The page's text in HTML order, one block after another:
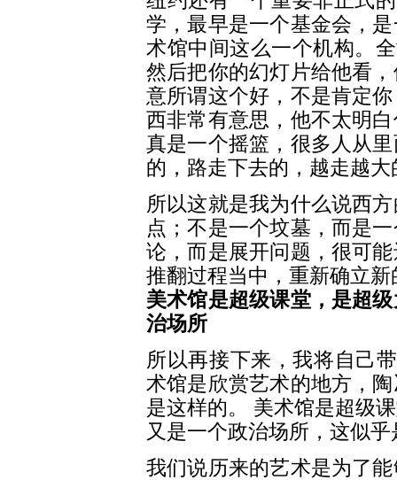
学，最早是一个基金会，
术馆中间这么一个机构。
然后把你的幻灯片给他看
意所谓这个好，不是肯定
西非常有意思，他不太明
真是一个摇篮，很多人从
的，路走下去的，越走越
所以这就是我为什么说西
点；不是一个坟墓，而是
论，而是展开问题，很可
推翻过程当中，重新确立
美术馆是超级课堂，是超
治场所
所以再接下来，我将自己
术馆是欣赏艺术的地方，
是这样的。 美术馆是超级
又是一个政治场所，这似
我们说历来的艺术是为了